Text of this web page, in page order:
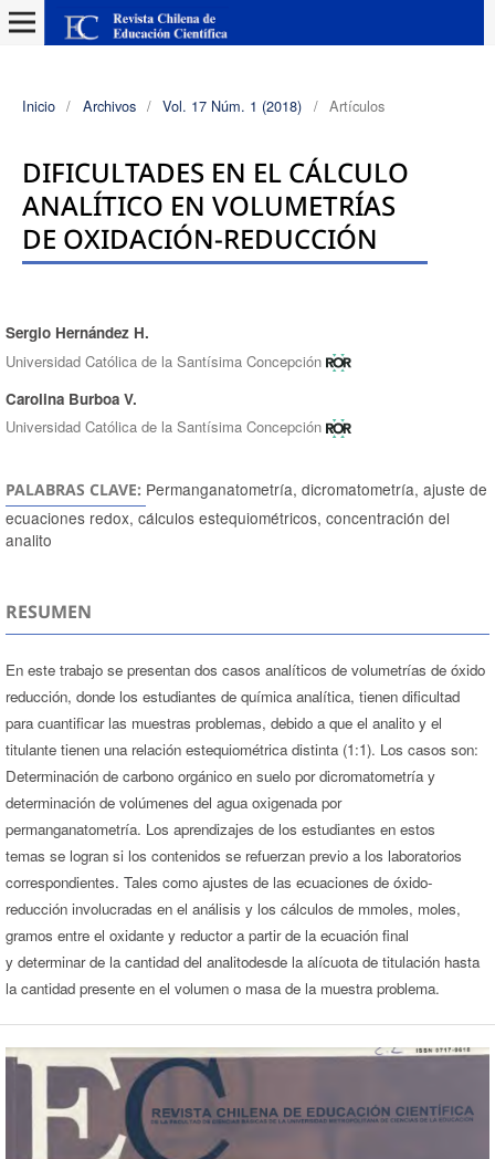
Inicio / Archivos / Vol. 17 Núm. 1 (2018) / Artículos
DIFICULTADES EN EL CÁLCULO
ANALÍTICO EN VOLUMETRÍAS
DE OXIDACIÓN-REDUCCIÓN
Autores/as
Sergio Hernández H.
Universidad Católica de la Santísima Concepción
Carolina Burboa V.
Universidad Católica de la Santísima Concepción
PALABRAS CLAVE: Permanganatometría, dicromatometría, ajuste de
ecuaciones redox, cálculos estequiométricos, concentración del
analito
RESUMEN
En este trabajo se presentan dos casos analíticos de volumetrías de óxido
reducción, donde los estudiantes de química analítica, tienen dificultad
para cuantificar las muestras problemas, debido a que el analito y el
titulante tienen una relación estequiométrica distinta (1:1). Los casos son:
Determinación de carbono orgánico en suelo por dicromatometría y
determinación de volúmenes del agua oxigenada por
permanganatometría. Los aprendizajes de los estudiantes en estos
temas se logran si los contenidos se refuerzan previo a los laboratorios
correspondientes. Tales como ajustes de las ecuaciones de óxido-
reducción involucradas en el análisis y los cálculos de mmoles, moles,
gramos entre el oxidante y reductor a partir de la ecuación final
y determinar de la cantidad del analitodesde la alícuota de titulación hasta
la cantidad presente en el volumen o masa de la muestra problema.